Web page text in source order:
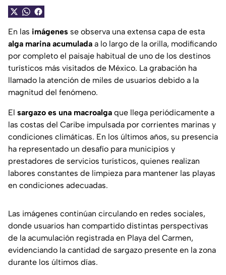
En las imágenes se observa una extensa capa de esta
alga marina acumulada a lo largo de la orilla, modificando
por completo el paisaje habitual de uno de los destinos
turísticos más visitados de México. La grabación ha
llamado la atención de miles de usuarios debido a la
magnitud del fenómeno.
El sargazo es una macroalga que llega periódicamente a
las costas del Caribe impulsada por corrientes marinas y
condiciones climáticas. En los últimos años, su presencia
ha representado un desafío para municipios y
prestadores de servicios turísticos, quienes realizan
labores constantes de limpieza para mantener las playas
en condiciones adecuadas.
Las imágenes continúan circulando en redes sociales,
donde usuarios han compartido distintas perspectivas
de la acumulación registrada en Playa del Carmen,
evidenciando la cantidad de sargazo presente en la zona
durante los últimos días.